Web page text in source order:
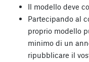
Il modello deve
Partecipando al
proprio modello
minimo di un
ripubblicare il